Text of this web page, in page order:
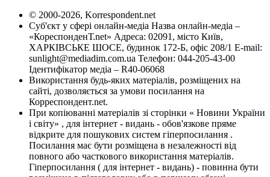
© 2000-2026, Korrespondent.net
Суб'єкт у сфері онлайн-медіа Назва онлайн-медіа –
«КореспонденТ.net» Адреса: 02091, місто Київ,
ХАРКІВСЬКЕ ШОСЕ, будинок 172-Б, офіс 208/1 E-mail:
sunlight@mediadim.com.ua Телефон: 044-205-43-00
Ідентифікатор медіа – R40-06068
Використання будь-яких матеріалів, розміщених на
сайті, дозволяється за умови посилання на
Корреспондент.net.
При копіюванні матеріалів зі сторінки « Новини України
і світу» , для інтернет - видань - обов'язкове пряме
відкрите для пошукових систем гіперпосилання .
Посилання має бути розміщена в незалежності від
повного або часткового використання матеріалів.
Гіперпосилання ( для інтернет - видань) - повинна бути